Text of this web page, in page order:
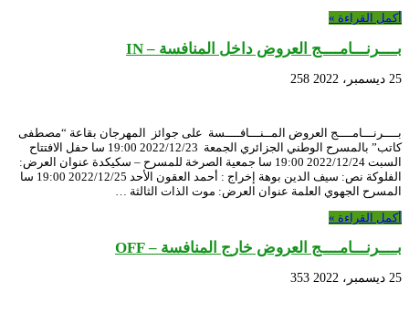
أكمل القراءة »
بــــرنـــامــــج العروض داخل المنافسة – IN
25 ديسمبر، 2022 258
بــــرنـــامــــج العروض المــنـــافــــسة على جوائز المهرجان بقاعة “مصطفى
كاتب” بالمسرح الوطني الجزائري الجمعة 2022/12/23 19:00 سا حفل الافتتاح
السبت 2022/12/24 19:00 سا جمعية الصرخة للمسرح – سكيكدة عنوان العرض:
الفلوكة نص: سيف الدين بوهة إخراج : أحمد العقون الأحد 2022/12/25 19:00 سا
المسرح الجهوي العلمة عنوان العرض: موت الذات الثالثة …
أكمل القراءة »
بــــرنـــامــــج العروض خارج المنافسة – OFF
25 ديسمبر، 2022 353